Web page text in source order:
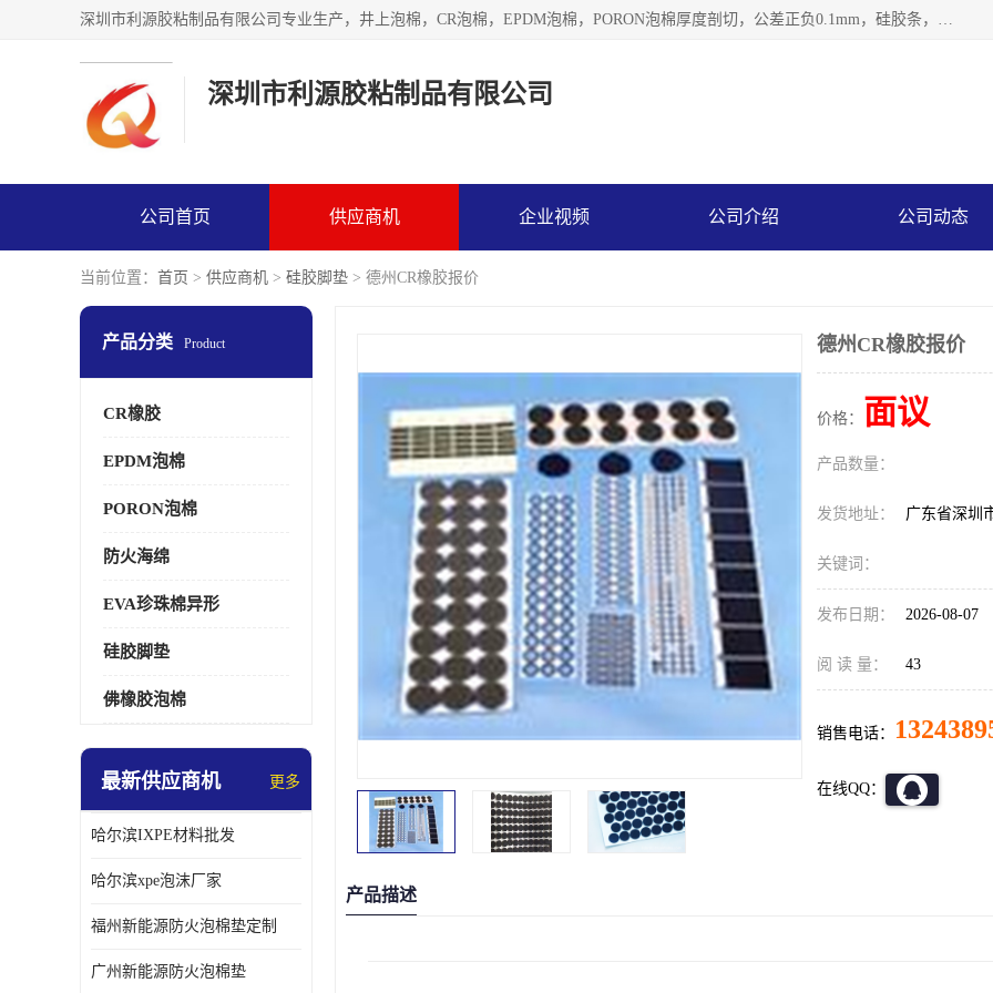
深圳市利源胶粘制品有限公司专业生产，井上泡棉，CR泡棉，EPDM泡棉，PORON泡棉厚度剖切，公差正负0.1mm，硅胶条，脚垫，异形一次成型，雕刻EVA海绵；包装材料:精密仪器、医疗器具、运输时缓冲、防震材料。建筑:住房装潢材料、房屋门窗密封；轻便、强韧性：轻便并且具有较强的韧性，良好的耐油性与耐溶剂性。隔热性：导热性低具有优越的保温性，具有的回弹性。
深圳市利源胶粘制品有限公司
公司首页 供应商机 企业视频 公司介绍 公司动态
当前位置： 首页 > 供应商机 > 硅胶脚垫 > 德州CR橡胶报价
产品分类 Product
CR橡胶
EPDM泡棉
PORON泡棉
防火海绵
EVA珍珠棉异形
硅胶脚垫
佛橡胶泡棉
最新供应商机 更多
哈尔滨IXPE材料批发
哈尔滨xpe泡沫厂家
福州新能源防火泡棉垫定制
广州新能源防火泡棉垫
德州CR橡胶报价
价格： 面议
产品数量：
发货地址： 广东省深圳
关键词：
发布日期： 2026-08-07
阅 读 量： 43
销售电话：
在线QQ：
产品描述